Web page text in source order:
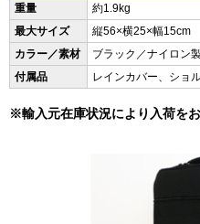
重量
約1.9kg
最大サイズ
縦56×横25×幅15cm
カラー／素材
ブラック／ナイロン
付属品
レインカバー、ショ
※輸入元在庫状況により入荷を